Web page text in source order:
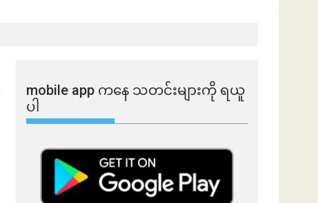
mobile app ​​ကနေ ​​သတင်းများကို ရယူ
ပါ